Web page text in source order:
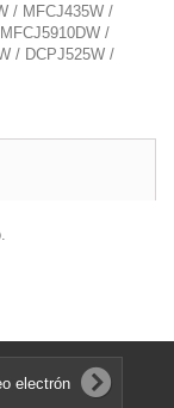
/ MFCJ435W /
/
/ DCPJ525W /